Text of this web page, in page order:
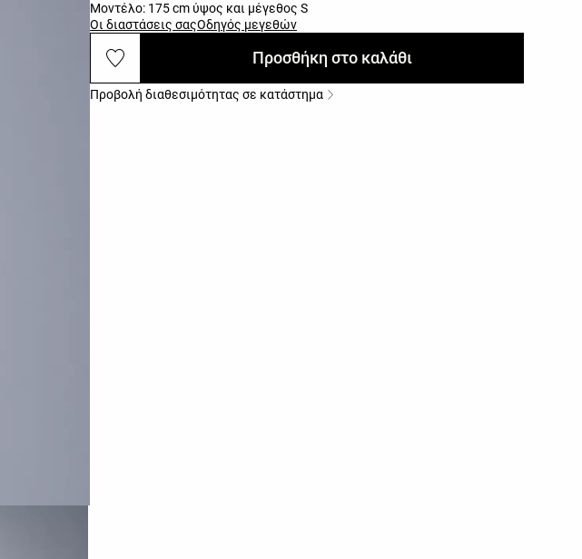
Μοντέλο: 175 cm ύψος και μέγεθος S
Οι διαστάσεις σαςΟδηγός μεγεθών
Προσθήκη στο καλάθι
Προβολή διαθεσιμότητας σε κατάστημα